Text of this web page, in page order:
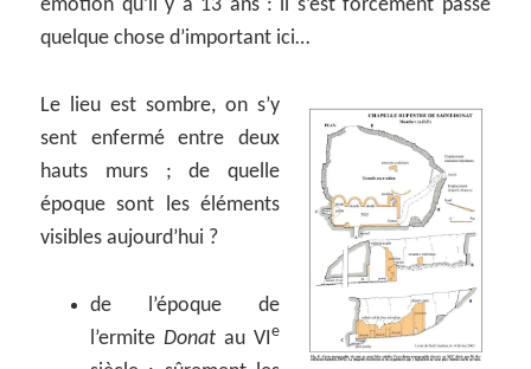
émotion qu’il y a 13 ans : il s’est forcément passé
quelque chose d’important ici…
Le lieu est sombre, on s’y
sent enfermé entre deux
hauts murs ; de quelle
époque sont les éléments
visibles aujourd’hui ?
de l’époque de
l’ermiteDonat au VIe